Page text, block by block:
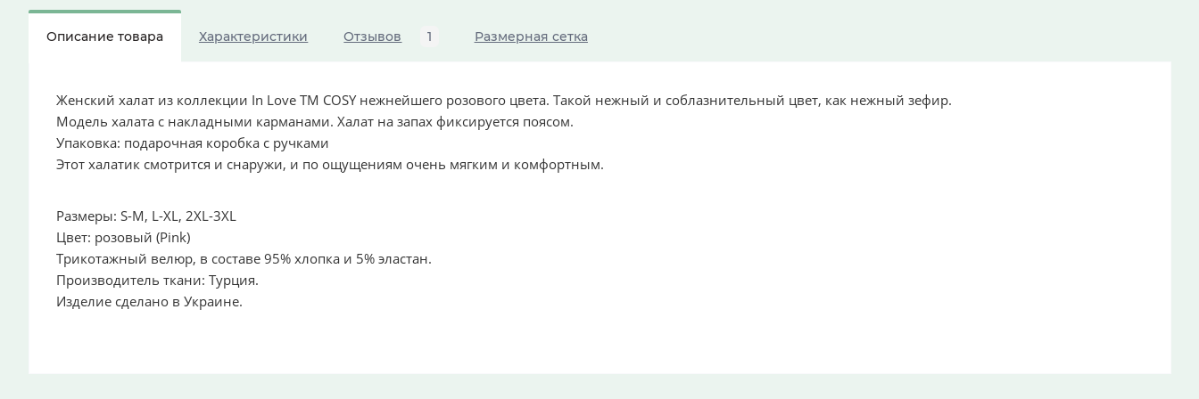
Описание товара Характеристики Отзывов 1 Размерная сетка
Женский халат из коллекции In Love ТМ COSY нежнейшего розового цвета. Такой нежный и соблазнительный цвет, как нежный зефир.
Модель халата с накладными карманами. Халат на запах фиксируется поясом.
Упаковка: подарочная коробка с ручками
Этот халатик смотрится и снаружи, и по ощущениям очень мягким и комфортным.
Размеры: S-M, L-XL, 2XL-3XL
Цвет: розовый (Pink)
Трикотажный велюр, в составе 95% хлопка и 5% эластан.
Производитель ткани: Турция.
Изделие сделано в Украине.